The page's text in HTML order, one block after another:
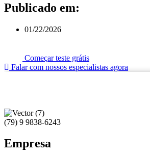
Publicado em:
01/22/2026
Começar teste grátis
Falar com nossos especialistas agora
(79) 9 9838-6243
Empresa